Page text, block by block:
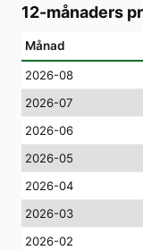
12-månaders
Månad
2026-08
2026-07
2026-06
2026-05
2026-04
2026-03
2026-02